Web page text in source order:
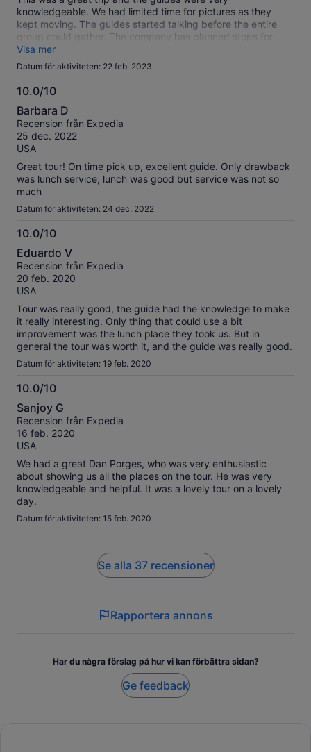
knowledgeable. We had limited time for pictures as they
kept moving. The guides started talking before the entire
group could gather. The company has planned stops for
lunch and you only have the one option which was pricey.
Visa mer
Datum för aktiviteten: 22 feb. 2023
10.0/10
10.0
av
10
Barbara D
Recension från Expedia
25 dec. 2022
USA
Great tour! On time pick up, excellent guide. Only drawback
was lunch service, lunch was good but service was not so
much
Datum för aktiviteten: 24 dec. 2022
10.0/10
10.0
av
10
Eduardo V
Recension från Expedia
20 feb. 2020
USA
Tour was really good, the guide had the knowledge to make
it really interesting. Only thing that could use a bit
improvement was the lunch place they took us. But in
general the tour was worth it, and the guide was really good.
Datum för aktiviteten: 19 feb. 2020
10.0/10
10.0
av
10
Sanjoy G
Recension från Expedia
16 feb. 2020
USA
We had a great Dan Porges, who was very enthusiastic
about showing us all the places on the tour. He was very
knowledgeable and helpful. It was a lovely tour on a lovely
day.
Datum för aktiviteten: 15 feb. 2020
Se alla 37 recensioner
Rapportera annons
Har du några förslag på hur vi kan förbättra sidan?
Ge feedback